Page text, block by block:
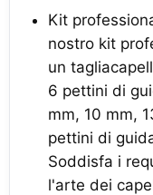
Kit
nostro kit
un
6 pettini di
mm, 10 mm,
pettini di
Soddisfa i
l'arte dei